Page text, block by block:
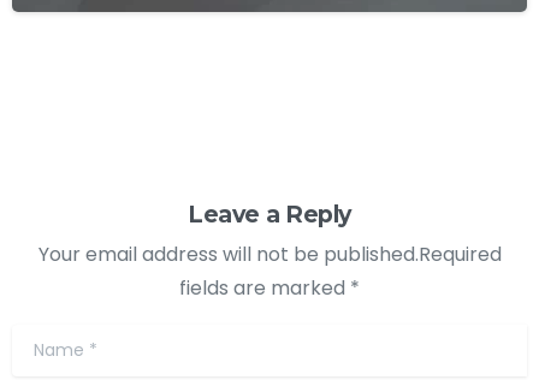
Leave a Reply
Your email address will not be published.Required
fields are marked *
Name*